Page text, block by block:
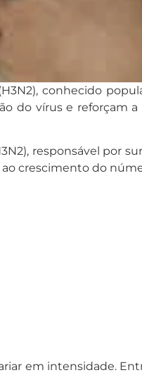
conhecido
do vírus e reforçam
responsável por
crescimento do
em intensidade.